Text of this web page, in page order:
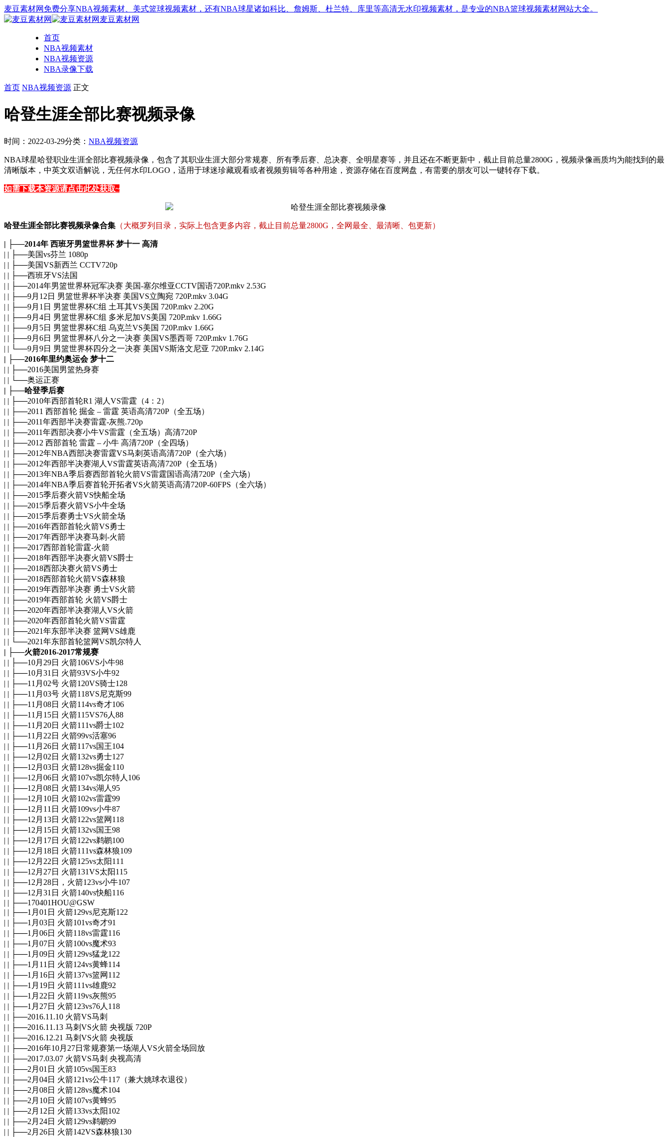
麦豆素材网免费分享NBA视频素材、美式篮球视频素材，还有NBA球星诸如科比、詹姆斯、杜兰特、库里等高清无水印视频素材，是专业的NBA篮球视频素材网站大全。
麦豆素材网
首页
NBA视频素材
NBA视频资源
NBA录像下载
首页 NBA视频资源 正文
哈登生涯全部比赛视频录像
时间：2022-03-29分类： NBA视频资源
NBA球星哈登职业生涯全部比赛视频录像，包含了其职业生涯大部分常规赛、所有季后赛、总决赛、全明星赛等，并且还在不断更新中，截止目前总量2800G，视频录像画质均为能找到的最
清晰版本，中英文双语解说，无任何水印LOGO，适用于球迷珍藏观看或者视频剪辑等各种用途，资源存储在百度网盘，有需要的朋友可以一键转存下载。
如需下载本资源请点击此处获取~
哈登生涯全部比赛视频录像合集 （大概罗列目录，实际上包含更多内容，截止目前总量2800G，全网最全、最清晰、包更新）
| ├──2014年 西班牙男篮世界杯 梦十一 高清
| | ├──美国vs芬兰 1080p
| | ├──美国VS新西兰 CCTV720p
| | ├──西班牙VS法国
| | ├──2014年男篮世界杯冠军决赛 美国-塞尔维亚CCTV国语720P.mkv 2.53G
| | ├──9月12日 男篮世界杯半决赛 美国VS立陶宛 720P.mkv 3.04G
| | ├──9月1日 男篮世界杯C组 土耳其VS美国 720P.mkv 2.20G
| | ├──9月4日 男篮世界杯C组 多米尼加VS美国 720P.mkv 1.66G
| | ├──9月5日 男篮世界杯C组 乌克兰VS美国 720P.mkv 1.66G
| | ├──9月6日 男篮世界杯八分之一决赛 美国VS墨西哥 720P.mkv 1.76G
| | └──9月9日 男篮世界杯四分之一决赛 美国VS斯洛文尼亚 720P.mkv 2.14G
| ├──2016年里约奥运会 梦十二
| | ├──2016美国男篮热身赛
| | └──奥运正赛
| ├──哈登季后赛
| | ├──2010年西部首轮R1 湖人VS雷霆（4：2）
| | ├──2011 西部首轮 掘金 – 雷霆 英语高清720P（全五场）
| | ├──2011年西部半决赛雷霆-灰熊.720p
| | ├──2011年西部决赛小牛VS雷霆（全五场）高清720P
| | ├──2012 西部首轮 雷霆 – 小牛 高清720P（全四场）
| | ├──2012年NBA西部决赛雷霆VS马刺英语高清720P（全六场）
| | ├──2012年西部半决赛湖人VS雷霆英语高清720P（全五场）
| | ├──2013年NBA季后赛西部首轮火箭VS雷霆国语高清720P（全六场）
| | ├──2014年NBA季后赛首轮开拓者VS火箭英语高清720P-60FPS（全六场）
| | ├──2015季后赛火箭VS快船全场
| | ├──2015季后赛火箭VS小牛全场
| | ├──2015季后赛勇士VS火箭全场
| | ├──2016年西部首轮火箭VS勇士
| | ├──2017年西部半决赛马刺-火箭
| | ├──2017西部首轮雷霆-火箭
| | ├──2018年西部半决赛火箭VS爵士
| | ├──2018西部决赛火箭VS勇士
| | ├──2018西部首轮火箭VS森林狼
| | ├──2019年西部半决赛 勇士VS火箭
| | ├──2019年西部首轮 火箭VS爵士
| | ├──2020年西部半决赛湖人VS火箭
| | ├──2020年西部首轮火箭VS雷霆
| | ├──2021年东部半决赛 篮网VS雄鹿
| | └──2021年东部首轮篮网VS凯尔特人
| ├──火箭2016-2017常规赛
| | ├──10月29日 火箭106VS小牛98
| | ├──10月31日 火箭93VS小牛92
| | ├──11月02号 火箭120VS骑士128
| | ├──11月03号 火箭118VS尼克斯99
| | ├──11月08日 火箭114vs奇才106
| | ├──11月15日 火箭115VS76人88
| | ├──11月20日 火箭111vs爵士102
| | ├──11月22日 火箭99vs活塞96
| | ├──11月26日 火箭117vs国王104
| | ├──12月02日 火箭132vs勇士127
| | ├──12月03日 火箭128vs掘金110
| | ├──12月06日 火箭107vs凯尔特人106
| | ├──12月08日 火箭134vs湖人95
| | ├──12月10日 火箭102vs雷霆99
| | ├──12月11日 火箭109vs小牛87
| | ├──12月13日 火箭122vs篮网118
| | ├──12月15日 火箭132vs国王98
| | ├──12月17日 火箭122vs鹈鹕100
| | ├──12月18日 火箭111vs森林狼109
| | ├──12月22日 火箭125vs太阳111
| | ├──12月27日 火箭131VS太阳115
| | ├──12月28日，火箭123vs小牛107
| | ├──12月31日 火箭140vs快船116
| | ├──170401HOU@GSW
| | ├──1月01日 火箭129vs尼克斯122
| | ├──1月03日 火箭101vs奇才91
| | ├──1月06日 火箭118vs雷霆116
| | ├──1月07日 火箭100vs魔术93
| | ├──1月09日 火箭129vs猛龙122
| | ├──1月11日 火箭124vs黄蜂114
| | ├──1月16日 火箭137vs篮网112
| | ├──1月19日 火箭111vs雄鹿92
| | ├──1月22日 火箭119vs灰熊95
| | ├──1月27日 火箭123vs76人118
| | ├──2016.11.10 火箭VS马刺
| | ├──2016.11.13 马刺VS火箭 央视版 720P
| | ├──2016.12.21 马刺VS火箭 央视版
| | ├──2016年10月27日常规赛第一场湖人VS火箭全场回放
| | ├──2017.03.07 火箭VS马刺 央视高清
| | ├──2月01日 火箭105vs国王83
| | ├──2月04日 火箭121vs公牛117（兼大姚球衣退役）
| | ├──2月08日 火箭128vs魔术104
| | ├──2月10日 火箭107vs黄蜂95
| | ├──2月12日 火箭133vs太阳102
| | ├──2月24日 火箭129vs鹈鹕99
| | ├──2月26日 火箭142VS森林狼130